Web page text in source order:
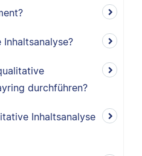
durchführen?
Inhaltsanalyse